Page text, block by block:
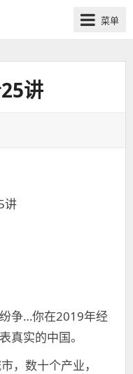
菜单
讲
讲
争…你在2019年经
真实的中国。
，数十个产业，